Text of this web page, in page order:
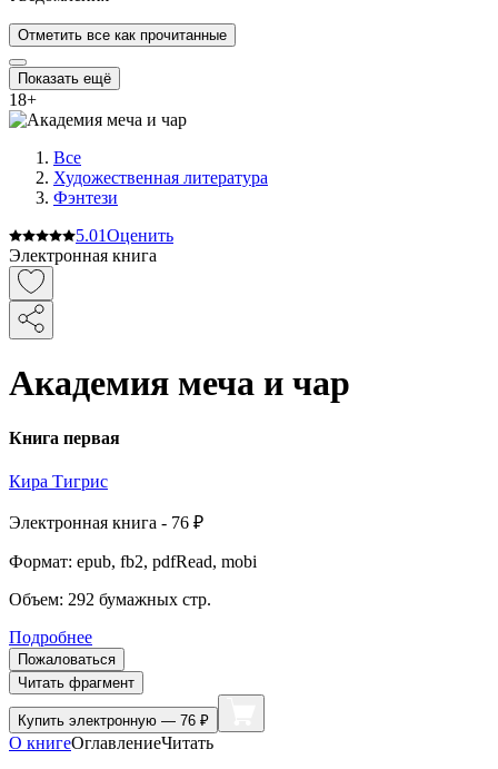
Отметить все как прочитанные
Показать ещё
18+
Все
Художественная литература
Фэнтези
5.01Оценить
Электронная книга
Академия меча и чар
Книга первая
Кира Тигрис
Электронная книга - 76 ₽
Формат: epub, fb2, pdfRead, mobi
Объем: 292 бумажных стр.
Подробнее
Пожаловаться
Читать фрагмент
Купить электронную — 76 ₽
О книгеОглавлениеЧитать